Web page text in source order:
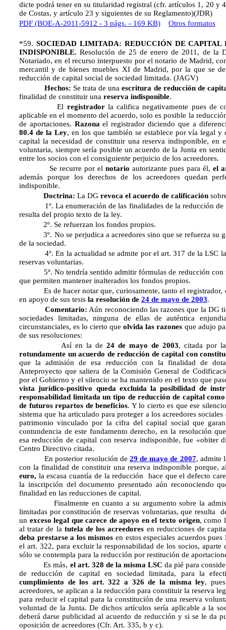
dicte podrá tener en su titularidad registral (cfr. artículos 1, 20 y
de Costas, y artículo 23 y siguientes de su Reglamento)(JDR)
PDF (BOE-A-2011-5912 - 3 págs. - 169 KB)
Otros formatos
*59. SOCIEDAD LIMITADA: REDUCCIÓN DE CAPITAL
INDISPONIBLE.Resolución de 25 de enero de 2011, de la
Notariado, en el recurso interpuesto por el notario de Madrid,
mercantil y de bienes muebles XI de Madrid, por la que se
reducción de capital social de sociedad limitada. (JAGV)
Hechos: Se trata de unaescritura de reducción de
finalidad de constituir una reserva indisponible.
El registradorla califica negativamente pues de
aplicable en el momento del acuerdo, solo es posible la
de aportaciones. Razonael registrador diciendo que a
80.4 de la Ley, en los que también se establece por vía legal
capital la necesidad de constituir una reserva indisponible, en
voluntaria, siempre sería posible un acuerdo de la Junta en
entre los socios con el consiguiente perjuicio de los acreedores.
Se recurre por elnotario autorizante pues para él,el
además porque los derechos de los acreedores quedan
indisponible.
Doctrina: La DG revoca el acuerdo de calificación
1º. La enumeración de las finalidades de la reducción de
resulta del propio texto de la ley.
2º. Se refuerzan los fondos propios.
3º. No se perjudica a acreedores sino que se refuerza su
de la sociedad.
4º. En la actualidad se admite por el art. 317 de la LSC la
reservas voluntarias.
5º. No tendría sentido admitir fórmulas de reducción con
que permiten mantener inalterados los fondos propios.
Es de hacer notar que, curiosamente, tanto el registrador,
en apoyo de sus tesis la resolución de 24 de mayo de 2003.
Comentario: Aún reconociendo las razones que la DG
sociedades limitadas, ninguna de ellas de auténtica
circunstanciales, es lo cierto queolvida las razones que adujo
de sus resoluciones:
Así en la de24 de mayo de 2003, citada por
rotundamente un acuerdo de reducción de capital con
que la admisión de esa reducción con la finalidad de
Anteproyecto que saliera de la Comisión General de
por el Gobierno y el silencio se ha mantenido en el texto que
vista jurídico-positivo queda excluida la posibilidad de
responsabilidad limitada un tipo de reducción de capital
de futuros repartos de beneficios. Y lo cierto es que ese
sistema que ha articulado para proteger a los acreedores
patrimonio vinculado por la cifra del capital social que
contundencia de este fundamento derecho, en la resolución
esa reducción de capital con reserva indisponible, fue «obiter
Centro Directivo citada.
En posterior resolución de 29 de mayo de 2007, admite
con la finalidad de constituir una reserva indisponible porque,
euro, la escasa cuantía de la reducción hace que el defecto
la inscripción del documento presentado aún reconociendo
finalidad en las reducciones de capital.
Finalmente en cuanto a su argumento sobre la
limitadas por constitución de reservas voluntarias, que resulta
un exceso legal que carece de apoyo en el texto origen, como
al tratar de la tutela de los acreedores en reducciones de
deba prestarse a los mismos en estos especiales acuerdos
el art. 322, para excluir la responsabilidad de los socios,
sólo se contempla para la reducción por restitución de
Es más, el art. 328 de la misma LSC da pié para
de reducción de capital en sociedad limitada, para la
cumplimiento de los art. 322 a 326 de la misma ley,
acreedores, se aplican a la reducción para constituir la reserva
para reducir el capital para la constitución de una reserva
voluntad de la Junta. De dichos artículos sería aplicable a la
deberá darse publicidad al acuerdo de reducción y si se le da
oposición de acreedores (Cfr. Art. 335, b y c).